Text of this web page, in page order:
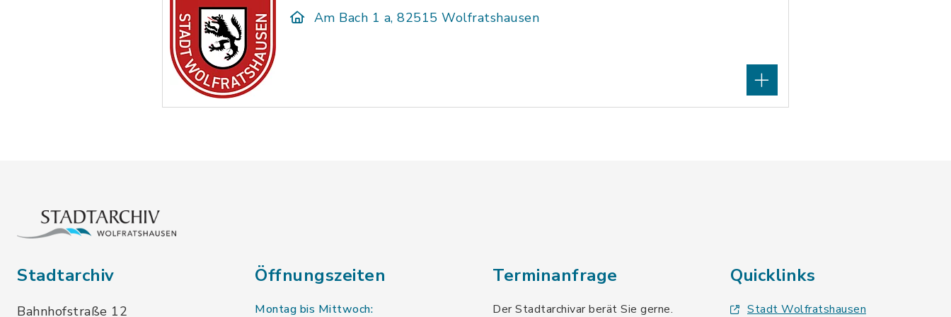
Am Bach 1 a, 82515 Wolfratshausen
Stadtarchiv
Bahnhofstraße 12
Öffnungszeiten
Montag bis Mittwoch:
Terminanfrage
Der Stadtarchivar berät Sie gerne.
Quicklinks
Stadt Wolfratshausen